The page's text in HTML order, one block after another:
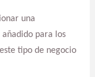
una
para los
tipo de negocio